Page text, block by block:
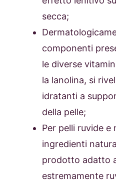
secca;
componenti
le diverse
la lanolina, si
idratanti a
della pelle;
Per pelli ruvide e
ingredienti
prodotto adatto
estremamente